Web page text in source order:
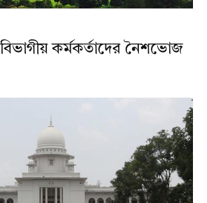
কর্মকর্তাদের নৈশভোজ